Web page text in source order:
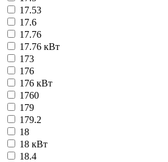
17.53
17.6
17.76
17.76 кВт
173
176
176 кВт
1760
179
179.2
18
18 кВт
18.4